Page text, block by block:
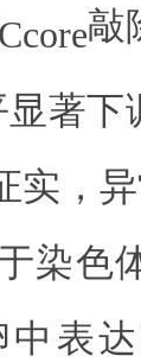
敲
著
实，
染色
表